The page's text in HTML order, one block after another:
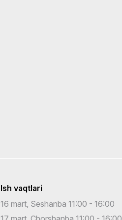
Ish vaqtlari
16 mart, Seshanba 11:00 - 16:00